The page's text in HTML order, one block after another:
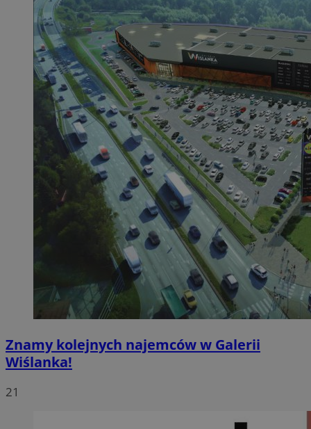
Znamy kolejnych najemców w Galerii
Wiślanka!
21